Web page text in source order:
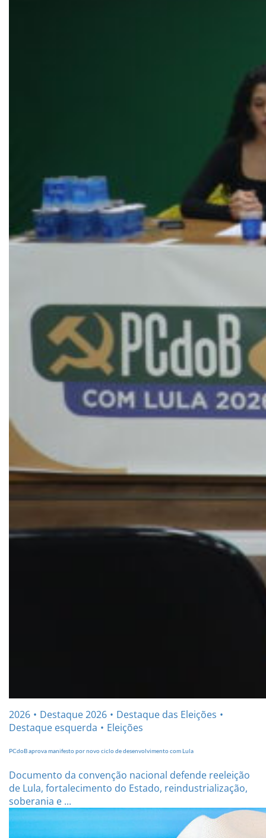
2026 Destaque 2026
Destaque das Eleições
Destaque esquerda
Eleições
PCdoB aprova manifesto por novo ciclo de desenvolvimento com Lula
Documento da convenção nacional defende reeleição
de Lula, fortalecimento do Estado, reindustrialização,
soberania e ...